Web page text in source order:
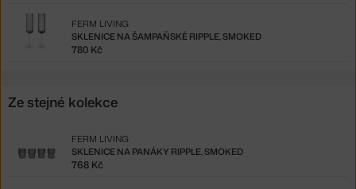
SKLENICE NA ŠAMPAŇSKÉ RIPPLE, SMOKED
FERM LIVING
780 Kč
Ze stejné kolekce
SKLENICE NA PANÁKY RIPPLE, SMOKED
FERM LIVING
768 Kč